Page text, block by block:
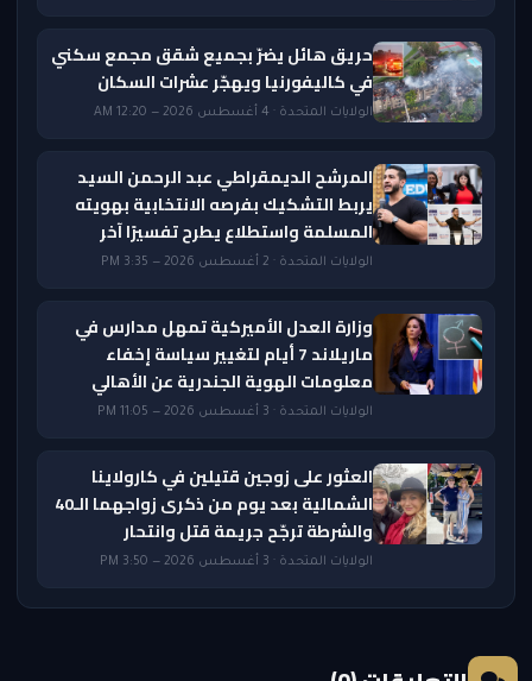
حريق هائل يضرّ بجميع شقق مجمع سكني
في كاليفورنيا ويهجّر عشرات السكان
الولايات المتحدة · 4 أغسطس 2026 — 12:20 AM
المرشح الديمقراطي عبد الرحمن السيد
يربط التشكيك بفرصه الانتخابية بهويته
المسلمة واستطلاع يطرح تفسيرًا آخر
الولايات المتحدة · 2 أغسطس 2026 — 3:35 PM
وزارة العدل الأميركية تمهل مدارس في
ماريلاند 7 أيام لتغيير سياسة إخفاء
معلومات الهوية الجندرية عن الأهالي
الولايات المتحدة · 3 أغسطس 2026 — 11:05 PM
العثور على زوجين قتيلين في كارولاينا
الشمالية بعد يوم من ذكرى زواجهما الـ40
والشرطة ترجّح جريمة قتل وانتحار
الولايات المتحدة · 3 أغسطس 2026 — 3:50 PM